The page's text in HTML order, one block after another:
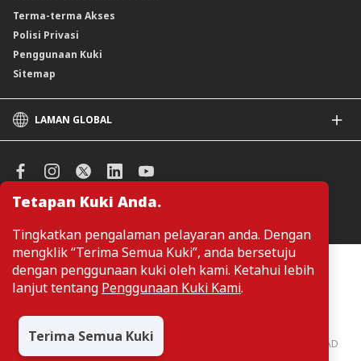
Tetapan Kuki Anda.
Tingkatkan pengalaman pelayaran anda. Dengan
mengklik “Terima Semua Kuki”, anda bersetuju
dengan penggunaan kuki oleh kami. Ketahui lebih
lanjut tentang Penggunaan Kuki Kami.
Terima Semua Kuki
Terma-terma Akses
Polisi Privasi
Penggunaan Kuki
Sitemap
LAMAN GLOBAL
CIMB Islamic
CIMB Bank (SG)
CIMB Bank (KH)
CIMB Thai
CIMB Bank (VN)
CIMB Bank (PH)
Pelanggan tidak perlu memberikan butiran peribadi ketika melayari
atau mengakses maklumat berkaitan produk dan perkhidmatan di
laman web. Butiran perbadi hanya diperlukan sekiranya pelanggan
produk atau perkhidmatan.
CIMB Bank: All rights reserved. Copyright © 2026 CIMB BANK BERHAD
197201001799 (13491-P)